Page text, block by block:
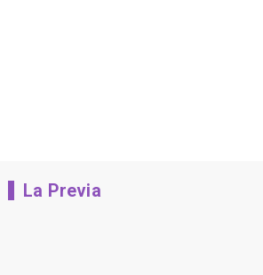
La Previa